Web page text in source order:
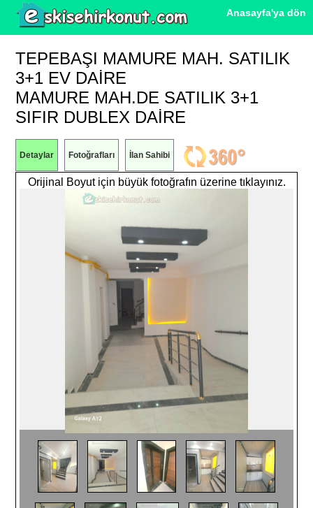
Anasayfa'ya dön
TEPEBAŞI MAMURE MAH. SATILIK
3+1 EV DAIRE
MAMURE MAH.DE SATILIK 3+1
SIFIR DUBLEX DAİRE
Detaylar Fotoğrafları İlan Sahibi
Orijinal Boyut için büyük fotoğrafın üzerine tıklayınız.